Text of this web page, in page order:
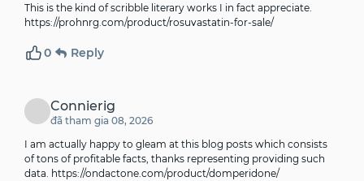
This is the kind of scribble literary works I in fact appreciate.
https://prohnrg.com/product/rosuvastatin-for-sale/
0 Reply
Connierig
đã tham gia 08, 2026
I am actually happy to gleam at this blog posts which consists
of tons of profitable facts, thanks representing providing such
data. https://ondactone.com/product/domperidone/